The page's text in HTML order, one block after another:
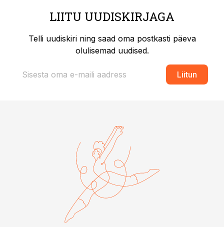
LIITU UUDISKIRJAGA
Telli uudiskiri ning saad oma postkasti päeva
olulisemad uudised.
Liitun